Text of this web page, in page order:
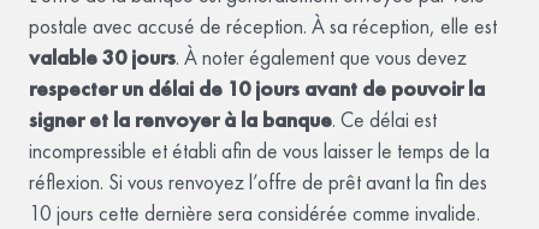
postale avec accusé de réception. À sa réception, elle est
valable 30 jours. À noter également que vous devez
respecter un délai de 10 jours avant de pouvoir la
signer et la renvoyer à la banque. Ce délai est
incompressible et établi afin de vous laisser le temps de la
réflexion. Si vous renvoyez l’offre de prêt avant la fin des
10 jours cette dernière sera considérée comme invalide.